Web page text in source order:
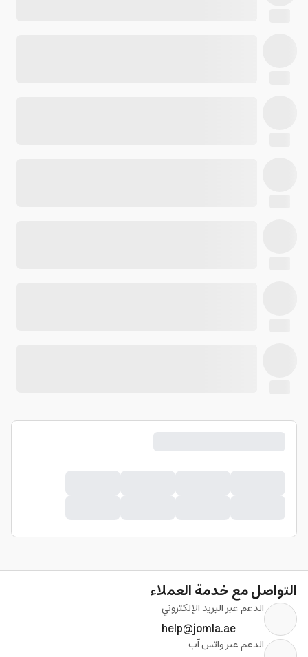
التواصل مع خدمة العملاء
الدعم عبر البريد الإلكتروني
help@jomla.ae
الدعم عبر واتس آب